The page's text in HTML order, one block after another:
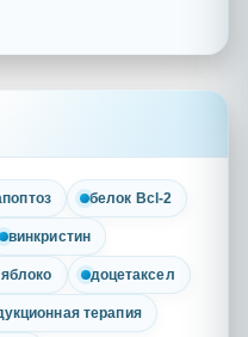
белок Bcl-2
винкристин
доцетаксел
терапия